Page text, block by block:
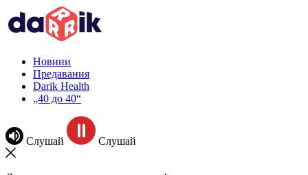
Новини
Предавания
Darik Health
„40 до 40“
Слушай Слушай